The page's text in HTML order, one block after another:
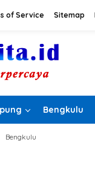
of Service Sitemap
Bengkulu
Bengkulu